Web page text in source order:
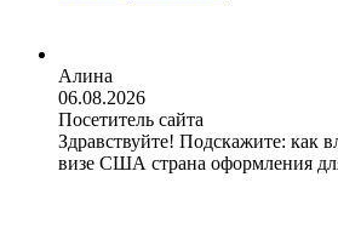
Алина
06.08.2026
Посетитель сайта
Здравствуйте! Подскажите: как
визе США страна оформления